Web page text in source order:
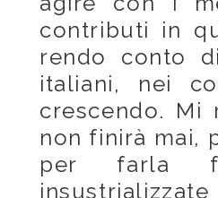
contributi in
rendo conto
italiani, nei
crescendo.
non finirà mai,
per farla